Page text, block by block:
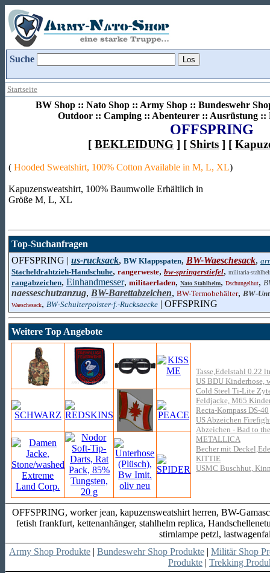
Suche
Startseite
BW Shop :: Nato Shop :: Army Shop :: Bundeswehr
Outdoor :: Camping :: Abenteurer :: Ausrüstung ::
OFFSPRING
[BEKLEIDUNG ] [ Shirts ] [
( Hooded Sweatshirt, 100% Cotton Available in M, L, XL)
Kapuzensweatshirt, 100% Baumwolle Erhältlich in
Größe M, L, XL
Top-Suchanfragen
OFFSPRING | us-rucksack, BW Klappspaten, BW-Waeschesack,
Stacheldrahtzieh-Handschuhe, rangerweste, bw-springerstiefel, militaria-
rangabzeichen, Einhandmesser, militaerladen, Nato Stahlhelm, Dschungelhut,
naesseschutzanzug, BW-Barettabzeichen, BW-Termobehälter, BW-
Waeschesack, BW-Schulterpolster-f.-Rucksaecke | OFFSPRING
Weitere Top Angebote
Tasse,Edelstahl 0.22
US BDU Kinderhose,
Cold Steel Ti-Lite
Feldjacke, M65
Recta-Kompass DS-40
US Abzeichen
Abzeichen - Bad to
METALLICA
Becher mit
KITTIE
USMC Buschhut,
OFFSPRING, worker jean, kapuzensweatshirt herren, BW-
fetish frankfurt, kettenanhänger, stahlhelm replica,
stirnlampe petzl,
Army Shop Produkte | Bundeswehr Shop Produkte | Militär Shop
Produkte | Trekking